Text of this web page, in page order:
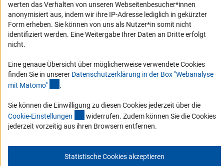
Barriere melden
DFG-aktuell
Erhalten Sie Neuigkeiten aus der DFG direkt in Ihr Mailpostfach oder
Zum Newsletter
werten das Verhalten von unseren Webseitenbesucher*innen
anonymisiert aus, indem wir ihre IP-Adresse lediglich in gekürzter
Form erheben. Sie können von uns als Nutzer*in somit nicht
identifiziert werden. Eine Weitergabe Ihrer Daten an Dritte erfolgt
nicht.
Eine genaue Übersicht über möglicherweise verwendete Cookies
finden Sie in unserer Datenschutzerklärung in der Box "Webanalyse
mit Matomo" .
Sie können die Einwilligung zu diesen Cookies jederzeit über die
Cookie-Einstellungen (interner Link)
widerrufen. Zudem können Sie die Cookies
jederzeit vorzeitig aus ihren Browsern entfernen.
Statistische Cookies akzeptieren